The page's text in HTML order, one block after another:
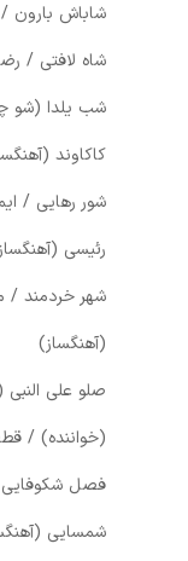
شاباش بارون
شاه لافتی /
شب یلدا (شو
کاکاوند
شور رهایی /
رئیسی
شهر خردمند /
(آهنگساز)
صلو علی
(خواننده) /
فصل شکوفایی
شمسایی